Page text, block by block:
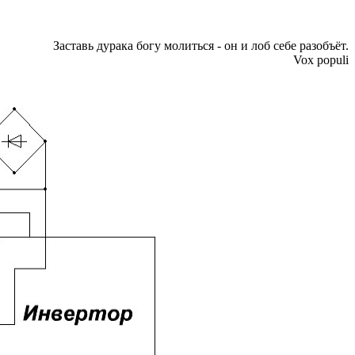
Заставь дурака богу молиться - он и лоб себе разобъёт.
Vox populi